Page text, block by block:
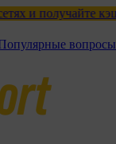
кэшбэк!
вопросы